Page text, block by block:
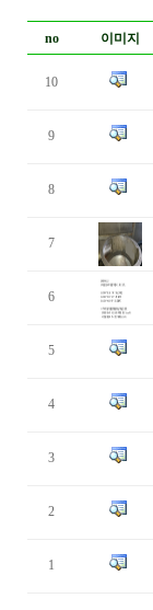
no 이미지
10
9
8
7
6
5
4
3
2
1